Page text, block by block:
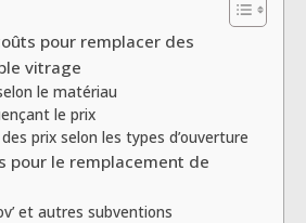
pour remplacer des
vitrage
le matériau
le prix
prix selon les types d’ouverture
pour le remplacement de
et autres subventions